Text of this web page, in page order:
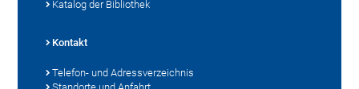
Katalog der Bibliothek
Kontakt
Telefon- und Adressverzeichnis